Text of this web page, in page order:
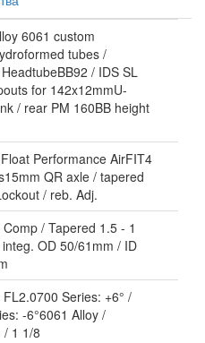
6061 custom
tubes /
/ IDS SL
for 142x12mmU-
/ rear PM 160BB height
Performance AirFIT4
QR axle / tapered
/ reb. Adj.
/ Tapered 1.5 - 1
OD 50/61mm / ID
Series: +6° /
-6°6061 Alloy /
/ 1 1/8